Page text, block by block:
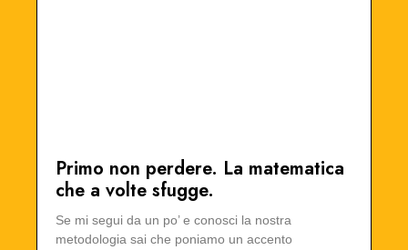
Primo non perdere. La matematica
che a volte sfugge.
Se mi segui da un po’ e conosci la nostra
metodologia sai che poniamo un accento